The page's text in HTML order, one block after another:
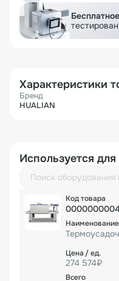
Бесплатное
Характеристики
Бренд
HUALIAN
Используется для
274 574₽